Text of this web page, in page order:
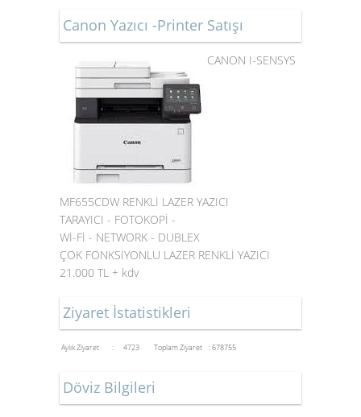
Canon Yazıcı -Printer Satışı
CANON I-SENSYS
MF655CDW RENKLİ LAZER YAZICI
TARAYICI - FOTOKOPİ -
Wİ-Fİ - NETWORK - DUBLEX
ÇOK FONKSİYONLU LAZER RENKLİ YAZICI
21.000 TL + kdv
Ziyaret İstatistikleri
Aylık Ziyaret : 4723 Toplam Ziyaret : 678755
Döviz Bilgileri